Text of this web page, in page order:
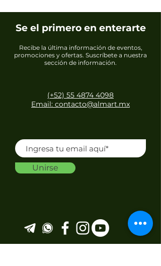
Se el primero en enterarte
Recibe la última información de eventos,
promociones y ofertas. Suscríbete a nuestra
sección de información.
(+52) 55 4874 4098
Email: contacto@almart.mx
Unirse